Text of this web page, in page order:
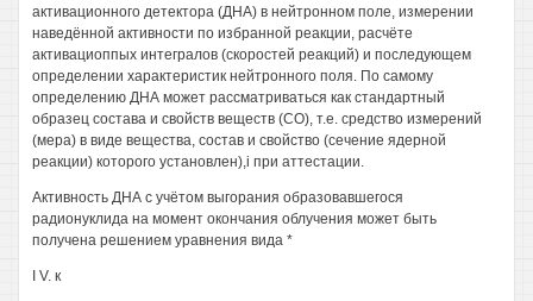
активационного детектора (ДНА) в нейтронном поле, измерении
наведённой активности по избранной реакции, расчёте
активациоппых интегралов (скоростей реакций) и последующем
определении характеристик нейтронного поля. По самому
определению ДНА может рассматриваться как стандартный
образец состава и свойств веществ (СО), т.е. средство измерений
(мера) в виде вещества, состав и свойство (сечение ядерной
реакции) которого установлен),i при аттестации.
Активность ДНА с учётом выгорания образовавшегося
радионуклида на момент окончания облучения может быть
получена решением уравнения вида *
I V. к